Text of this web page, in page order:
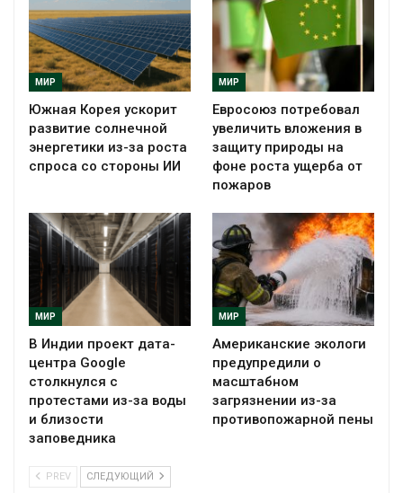
МИР
Южная Корея ускорит
развитие солнечной
энергетики из-за роста
спроса со стороны ИИ
МИР
Евросоюз потребовал
увеличить вложения в
защиту природы на
фоне роста ущерба от
пожаров
МИР
В Индии проект дата-
центра Google
столкнулся с
протестами из-за воды
и близости
заповедника
МИР
Американские экологи
предупредили о
масштабном
загрязнении из-за
противопожарной пены
PREV СЛЕДУЮЩИЙ